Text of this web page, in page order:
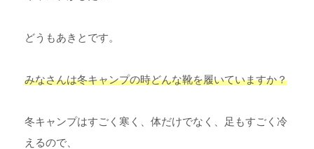
どうもあきとです。
みなさんは冬キャンプの時どんな靴を履いていますか？
冬キャンプはすごく寒く、体だけでなく、足もすごく冷
えるので、